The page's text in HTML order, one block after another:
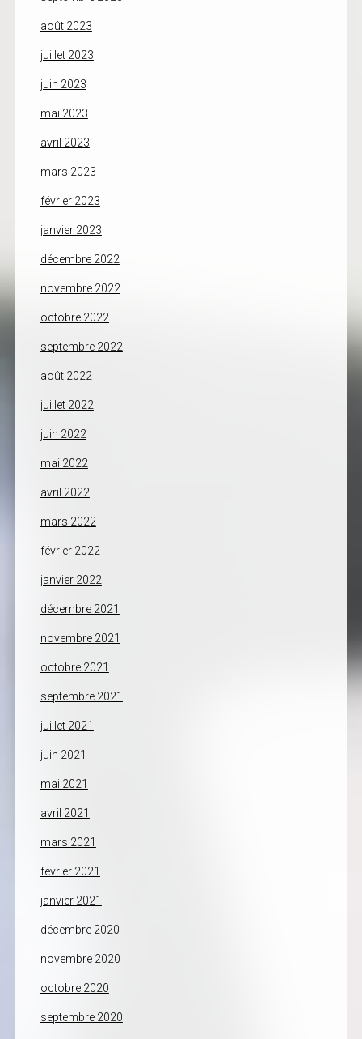
août 2023
juillet 2023
juin 2023
mai 2023
avril 2023
mars 2023
février 2023
janvier 2023
décembre 2022
novembre 2022
octobre 2022
septembre 2022
août 2022
juillet 2022
juin 2022
mai 2022
avril 2022
mars 2022
février 2022
janvier 2022
décembre 2021
novembre 2021
octobre 2021
septembre 2021
juillet 2021
juin 2021
mai 2021
avril 2021
mars 2021
février 2021
janvier 2021
décembre 2020
novembre 2020
octobre 2020
septembre 2020